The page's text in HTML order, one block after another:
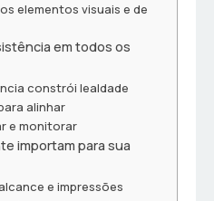
elementos visuais e de
em todos os
constrói lealdade
alinhar
e monitorar
importam para sua
e impressões